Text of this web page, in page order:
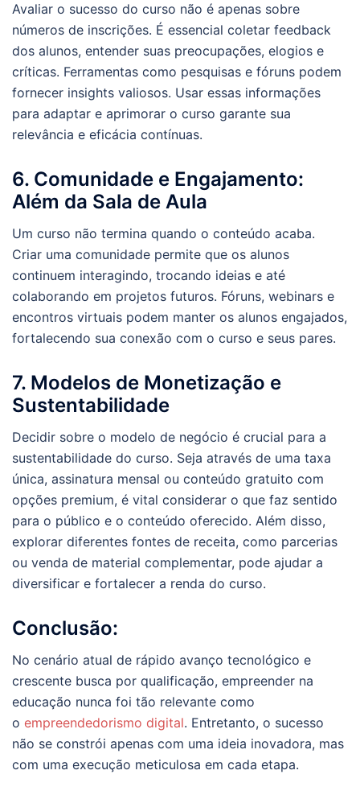
Avaliar o sucesso do curso não é apenas sobre
números de inscrições. É essencial coletar feedback
dos alunos, entender suas preocupações, elogios e
críticas. Ferramentas como pesquisas e fóruns podem
fornecer insights valiosos. Usar essas informações
para adaptar e aprimorar o curso garante sua
relevância e eficácia contínuas.
6. Comunidade e Engajamento:
Além da Sala de Aula
Um curso não termina quando o conteúdo acaba.
Criar uma comunidade permite que os alunos
continuem interagindo, trocando ideias e até
colaborando em projetos futuros. Fóruns, webinars e
encontros virtuais podem manter os alunos engajados,
fortalecendo sua conexão com o curso e seus pares.
7. Modelos de Monetização e
Sustentabilidade
Decidir sobre o modelo de negócio é crucial para a
sustentabilidade do curso. Seja através de uma taxa
única, assinatura mensal ou conteúdo gratuito com
opções premium, é vital considerar o que faz sentido
para o público e o conteúdo oferecido. Além disso,
explorar diferentes fontes de receita, como parcerias
ou venda de material complementar, pode ajudar a
diversificar e fortalecer a renda do curso.
Conclusão:
No cenário atual de rápido avanço tecnológico e
crescente busca por qualificação, empreender na
educação nunca foi tão relevante como
o empreendedorismo digital. Entretanto, o sucesso
não se constrói apenas com uma ideia inovadora, mas
com uma execução meticulosa em cada etapa.